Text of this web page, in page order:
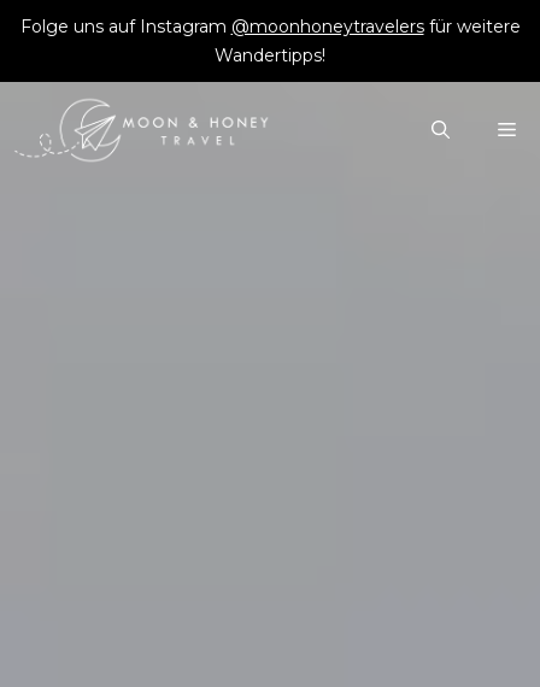
Zum
springen
Folge uns auf Instagram @moonhoneytravelersfür weitere
Wandertipps!